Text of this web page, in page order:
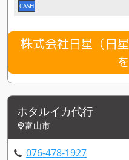
CASH
株式会社日星（日
ホタルイカ代行
富山市
076-478-1927